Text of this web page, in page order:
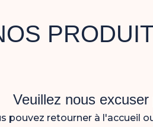
Veuillez nous
pouvez retourner à l'accueil